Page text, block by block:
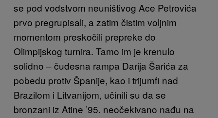
se pod vođstvom neuništivog Ace Petrovića
prvo pregrupisali, a zatim čistim voljnim
momentom preskočili prepreke do
Olimpijskog turnira. Tamo im je krenulo
solidno – čudesna rampa Darija Šarića za
pobedu protiv Španije, kao i trijumfi nad
Brazilom i Litvanijom, učinili su da se
bronzani iz Atine ’95. neočekivano nađu na